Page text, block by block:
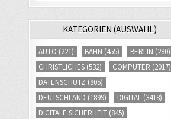
KATEGORIEN (AUSWAHL)
AUTO (221) BAHN (455) BERLIN (280)
CHRISTLICHES (532) COMPUTER (2017)
DATENSCHUTZ (805)
DEUTSCHLAND (1899) DIGITAL (3418)
DIGITALE SICHERHEIT (845)